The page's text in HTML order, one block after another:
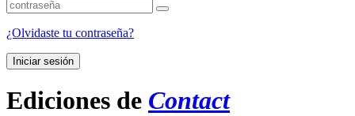
¿Olvidaste tu contraseña?
Iniciar sesión
Ediciones de Contact